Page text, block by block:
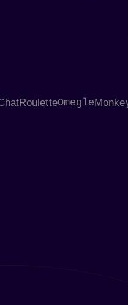
OmegleMonkey App